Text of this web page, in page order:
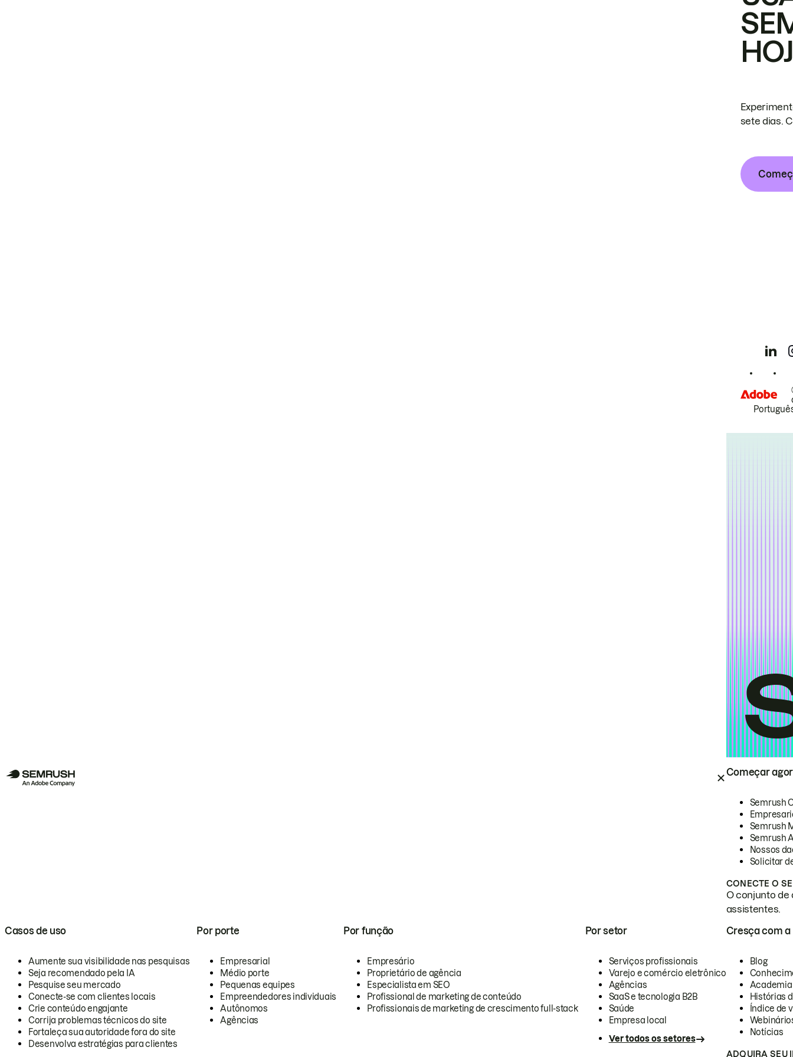
Começar
Semrush
Semrush
Semrush
Nossos
Solicitar
CONECTE O
O conjunto de
assistentes.
Casos de uso
Aumente sua visibilidade nas pesquisas
Seja recomendado pela IA
Pesquise seu mercado
Conecte-se com clientes locais
Crie conteúdo engajante
Corrija problemas técnicos do site
Fortaleça sua autoridade fora do site
Desenvolva estratégias para clientes
Por porte
Empresarial
Médio porte
Pequenas equipes
Empreendedores individuais
Autônomos
Agências
Por função
Empresário
Proprietário de agência
Especialista em SEO
Profissional de marketing de conteúdo
Profissionais de marketing de crescimento full-stack
Por setor
Serviços profissionais
Varejo e comércio eletrônico
Agências
SaaS e tecnologia B2B
Saúde
Empresa local
Ver todos os setores
Cresça com a
Blog
Academia
Histórias
Índice de
Notícias
ADQUIRA SEU
sete dias.